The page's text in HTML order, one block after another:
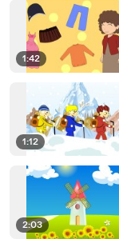
1:42
1:12
2:03